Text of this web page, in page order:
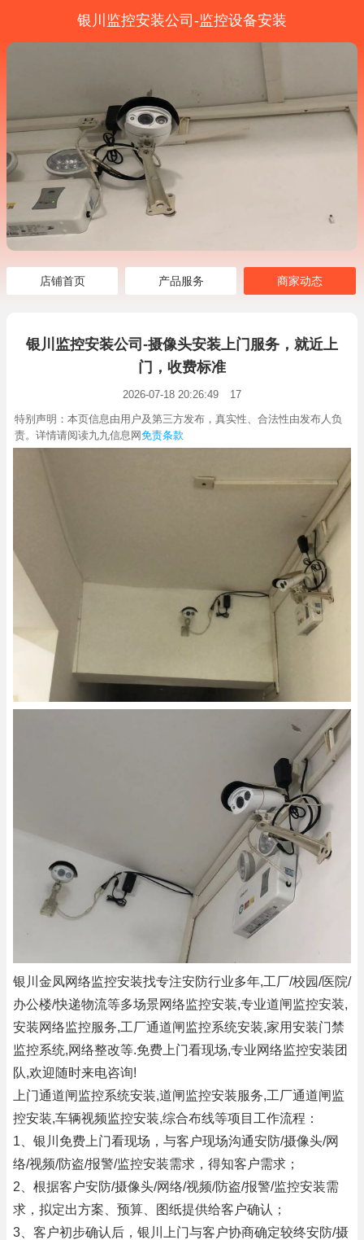
银川监控安装公司-监控设备安装
店铺首页 产品服务 商家动态
银川监控安装公司-摄像头安装上门服务，就近上
门，收费标准
2026-07-18 20:26:49
17
特别声明：本页信息由用户及第三方发布，真实性、合法性由发布人负
责。详情请阅读九九信息网免责条款
银川金凤网络监控安装找专注安防行业多年,工厂/校园/医院/
办公楼/快递物流等多场景网络监控安装,专业道闸监控安装,
安装网络监控服务,工厂通道闸监控系统安装,家用安装门禁
监控系统,网络整改等.免费上门看现场,专业网络监控安装团
队,欢迎随时来电咨询!
上门通道闸监控系统安装,道闸监控安装服务,工厂通道闸监
控安装,车辆视频监控安装,综合布线等项目工作流程：
1、银川免费上门看现场，与客户现场沟通安防/摄像头/网
络/视频/防盗/报警/监控安装需求，得知客户需求；
2、根据客户安防/摄像头/网络/视频/防盗/报警/监控安装需
求，拟定出方案、预算、图纸提供给客户确认；
3、客户初步确认后，银川上门与客户协商确定较终安防/摄